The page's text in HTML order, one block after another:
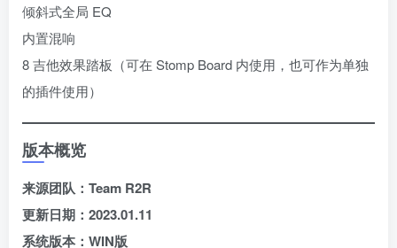
倾斜式全局 EQ
内置混响
8 吉他效果踏板（可在 Stomp Board 内使用，也可作为单独
的插件使用）
版本概览
来源团队：Team R2R
更新日期：2023.01.11
系统版本：WIN版